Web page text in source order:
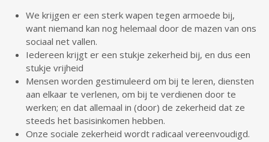
We krijgen er een sterk wapen tegen armoede bij,
want niemand kan nog helemaal door de mazen van ons
sociaal net vallen.
Iedereen krijgt er een stukje zekerheid bij, en dus een
stukje vrijheid
Mensen worden gestimuleerd om bij te leren, diensten
aan elkaar te verlenen, om bij te verdienen door te
werken; en dat allemaal in (door) de zekerheid dat ze
steeds het basisinkomen hebben.
Onze sociale zekerheid wordt radicaal vereenvoudigd.